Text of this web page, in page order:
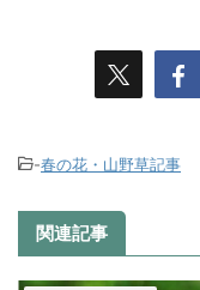
-春の花・山野草記事
関連記事